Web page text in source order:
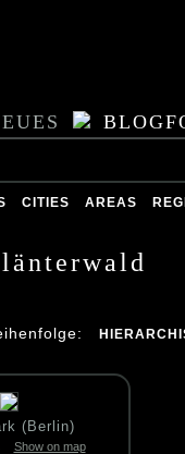
CITIES AREAS
(Berlin)
Show on map